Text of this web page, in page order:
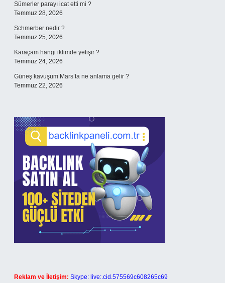
Sümerler parayı icat etti mi ?
Temmuz 28, 2026
Schmerber nedir ?
Temmuz 25, 2026
Karaçam hangi iklimde yetişir ?
Temmuz 24, 2026
Güneş kavuşum Mars’ta ne anlama gelir ?
Temmuz 22, 2026
Reklam ve İletişim: Skype: live:.cid.575569c608265c69